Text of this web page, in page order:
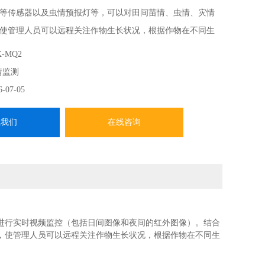
传感器以及虫情预报灯等，可以对田间苗情、虫情、灾情
管理人员可以远程关注作物生长状况，根据作物在不同生
导灌溉、施肥、喷药等措施。
MQ2
测
07-05
们 在线咨询
实时视频监控（包括日间图像和夜间的红外图像）。结合
管理人员可以远程关注作物生长状况，根据作物在不同生